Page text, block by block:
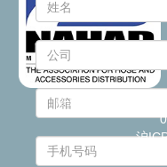
© 2021
沪